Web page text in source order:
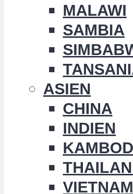
MALAWI
SAMBIA
ASIEN
CHINA
INDIEN
VIETNAM